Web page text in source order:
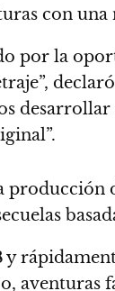
con
por la
declaró
y
aventuras